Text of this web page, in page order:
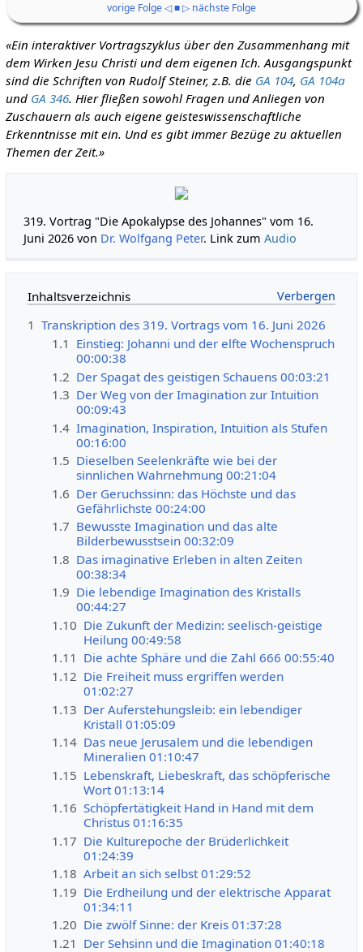
vorige Folge ◁■▷ nächste Folge
«Ein interaktiver Vortragszyklus über den Zusammenhang mit
dem Wirken Jesu Christi und dem eigenen Ich. Ausgangspunkt
sind die Schriften von Rudolf Steiner, z.B. die GA 104, GA 104a
und GA 346. Hier fließen sowohl Fragen und Anliegen von
Zuschauern als auch eigene geisteswissenschaftliche
Erkenntnisse mit ein. Und es gibt immer Bezüge zu aktuellen
Themen der Zeit.»
319. Vortrag "Die Apokalypse des Johannes" vom 16.
Juni 2026 von Dr. Wolfgang Peter. Link zumAudio
Inhaltsverzeichnis
1 Transkription des 319. Vortrags vom 16. Juni 2026
1.1 Einstieg: Johanni und der elfte Wochenspruch
00:00:38
1.2 Der Spagat des geistigen Schauens 00:03:21
1.3 Der Weg von der Imagination zur Intuition
00:09:43
1.4 Imagination, Inspiration, Intuition als Stufen
00:16:00
1.5 Dieselben Seelenkräfte wie bei der
sinnlichen Wahrnehmung 00:21:04
1.6 Der Geruchssinn: das Höchste und das
Gefährlichste 00:24:00
1.7 Bewusste Imagination und das alte
Bilderbewusstsein 00:32:09
1.8 Das imaginative Erleben in alten Zeiten
00:38:34
1.9 Die lebendige Imagination des Kristalls
00:44:27
1.10 Die Zukunft der Medizin: seelisch-geistige
Heilung 00:49:58
1.11 Die achte Sphäre und die Zahl 666 00:55:40
1.12 Die Freiheit muss ergriffen werden
01:02:27
1.13 Der Auferstehungsleib: ein lebendiger
Kristall 01:05:09
1.14 Das neue Jerusalem und die lebendigen
Mineralien 01:10:47
1.15 Lebenskraft, Liebeskraft, das schöpferische
Wort 01:13:14
1.16 Schöpfertätigkeit Hand in Hand mit dem
Christus 01:16:35
1.17 Die Kulturepoche der Brüderlichkeit
01:24:39
1.18 Arbeit an sich selbst 01:29:52
1.19 Die Erdheilung und der elektrische Apparat
01:34:11
1.20 Die zwölf Sinne: der Kreis 01:37:28
1.21 Der Sehsinn und die Imagination 01:40:18